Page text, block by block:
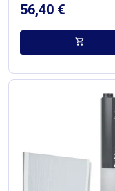
56,40 €
shopping_cart